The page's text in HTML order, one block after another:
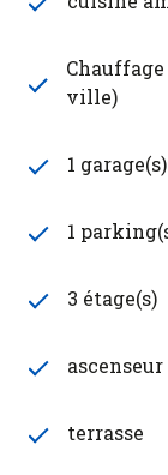
ville)
1 garage(s)
1
3 étage(s)
ascenseur
terrasse